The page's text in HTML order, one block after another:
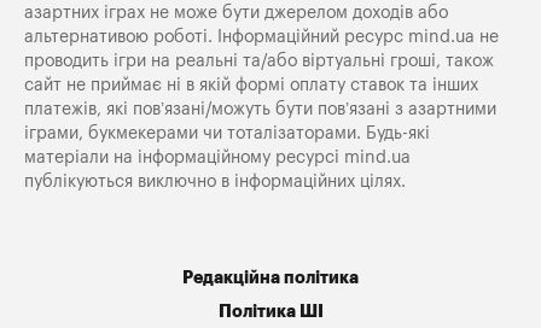
азартних іграх не може бути джерелом доходів або
альтернативою роботі. Інформаційний ресурс mind.ua не
проводить ігри на реальні та/або віртуальні гроші, також
сайт не приймає ні в якій формі оплату ставок та інших
платежів, які пов’язані/можуть бути пов’язані з азартними
іграми, букмекерами чи тоталізаторами. Будь-які
матеріали на інформаційному ресурсі mind.ua
публікуються виключно в інформаційних цілях.
Редакційна політика
Політика ШІ